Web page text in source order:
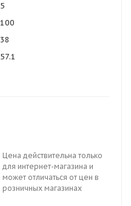
5
100
38
57.1
Цена действительна только
для интернет-магазина и
может отличаться от цен в
розничных магазинах